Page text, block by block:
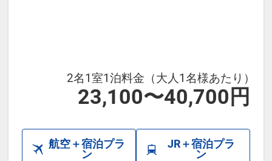
2名1室1泊料金（大人1名様あたり）
23,100〜40,700円
航空＋宿泊プラ
ン
JR＋宿泊プラ
ン